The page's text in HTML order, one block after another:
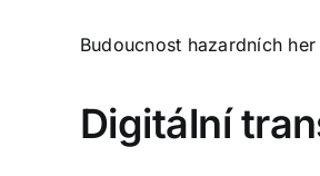
Budoucnost hazardních
Digitální